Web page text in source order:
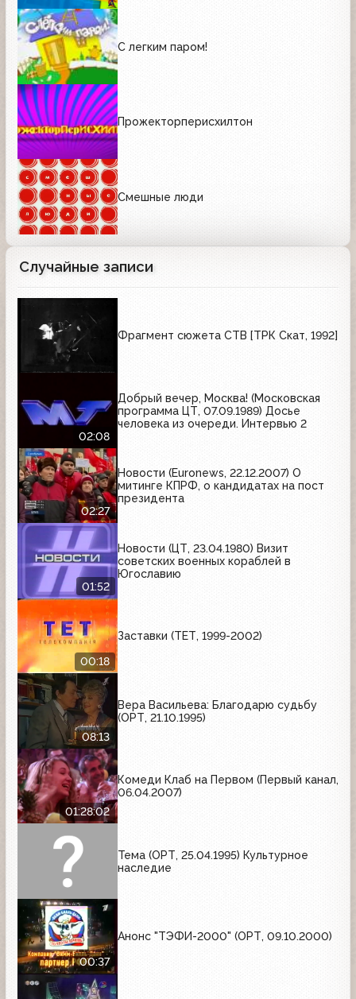
С легким паром!
Прожекторперисхилтон
Смешные люди
Случайные записи
Фрагмент сюжета СТВ [ТРК Скат, 1992]
02:08
Добрый вечер, Москва! (Московская
программа ЦТ, 07.09.1989) Досье
человека из очереди. Интервью 2
02:27
Новости (Euronews, 22.12.2007) О
митинге КПРФ, о кандидатах на пост
президента
01:52
Новости (ЦТ, 23.04.1980) Визит
советских военных кораблей в
Югославию
00:18
Заставки (ТЕТ, 1999-2002)
08:13
Вера Васильева: Благодарю судьбу
(ОРТ, 21.10.1995)
01:28:02
Комеди Клаб на Первом (Первый канал,
06.04.2007)
Тема (ОРТ, 25.04.1995) Культурное
наследие
00:37
Анонс "ТЭФИ-2000" (ОРТ, 09.10.2000)